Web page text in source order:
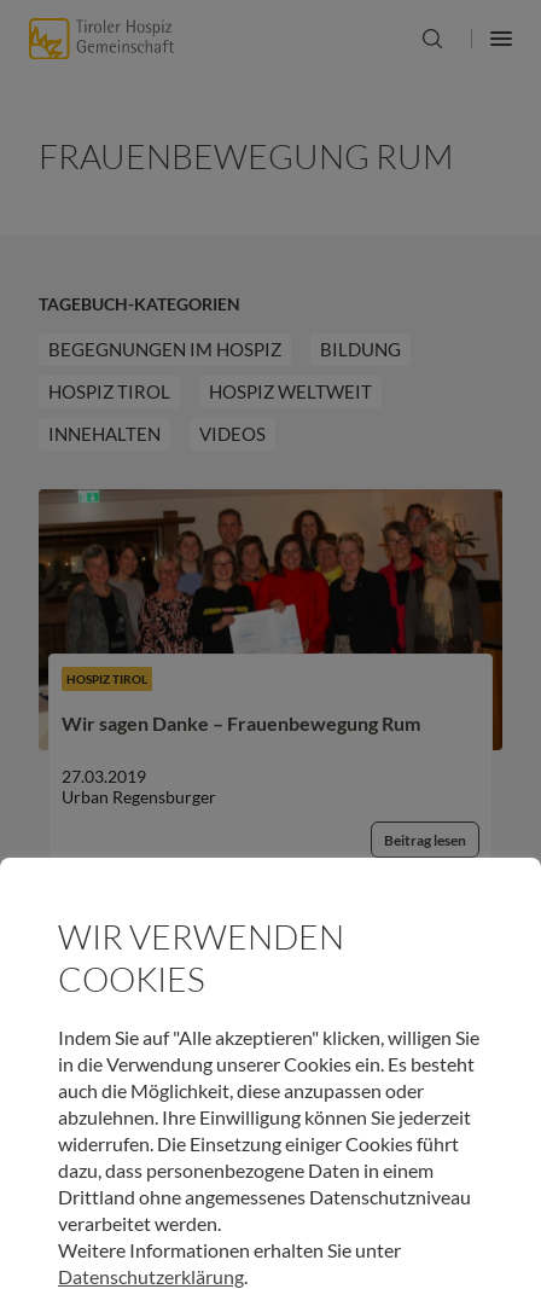
FRAUENBEWEGUNG RUM
TAGEBUCH-KATEGORIEN
BEGEGNUNGEN IM HOSPIZ
BILDUNG
HOSPIZ TIROL
HOSPIZ WELTWEIT
INNEHALTEN
VIDEOS
HOSPIZ TIROL
Wir sagen Danke – Frauenbewegung Rum
27.03.2019
Urban Regensburger
Beitrag lesen
ANMELDEN
INFORMATIONEN
WIR VERWENDEN
COOKIES
Indem Sie auf "Alle akzeptieren" klicken, willigen Sie
in die Verwendung unserer Cookies ein. Es besteht
auch die Möglichkeit, diese anzupassen oder
abzulehnen. Ihre Einwilligung können Sie jederzeit
widerrufen. Die Einsetzung einiger Cookies führt
dazu, dass personenbezogene Daten in einem
Drittland ohne angemessenes Datenschutzniveau
verarbeitet werden.
Weitere Informationen erhalten Sie unter
Datenschutzerklärung.